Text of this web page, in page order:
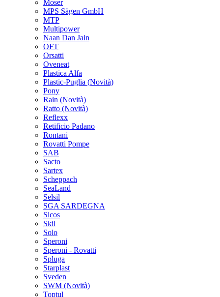
Moser
MPS Sägen GmbH
MTP
Multipower
Naan Dan Jain
OFT
Orsatti
Oveneat
Plastica Alfa
Plastic-Puglia (Novità)
Pony
Rain (Novità)
Ratto (Novità)
Reflexx
Retificio Padano
Rontani
Rovatti Pompe
SAB
Sacto
Sartex
Scheppach
SeaLand
Selsil
SGA SARDEGNA
Sicos
Skil
Solo
Speroni
Speroni - Rovatti
Spluga
Starplast
Sveden
SWM (Novità)
Toptul